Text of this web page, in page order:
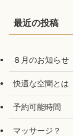
最近の投稿
８月のお知らせ
快適な空間とは
予約可能時間
マッサージ？